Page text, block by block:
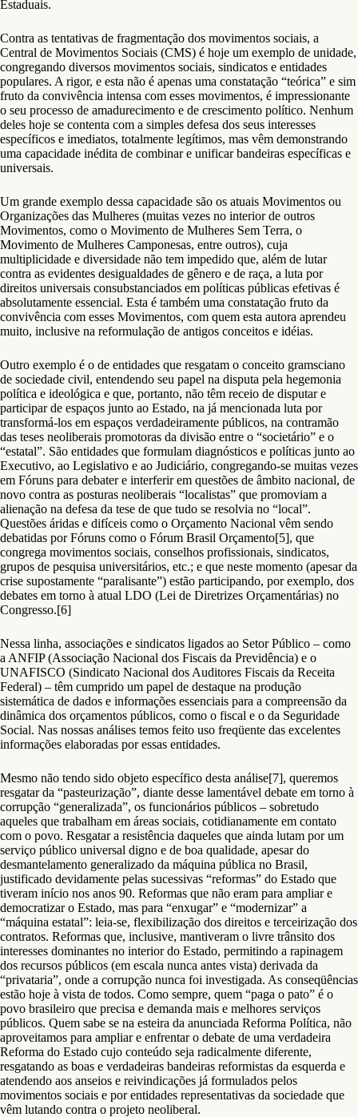
Estaduais.
Contra as tentativas de fragmentação dos movimentos sociais, a
Central de Movimentos Sociais (CMS) é hoje um exemplo de unidade,
congregando diversos movimentos sociais, sindicatos e entidades
populares. A rigor, e esta não é apenas uma constatação “teórica” e sim
fruto da convivência intensa com esses movimentos, é impressionante
o seu processo de amadurecimento e de crescimento político. Nenhum
deles hoje se contenta com a simples defesa dos seus interesses
específicos e imediatos, totalmente legítimos, mas vêm demonstrando
uma capacidade inédita de combinar e unificar bandeiras específicas e
universais.
Um grande exemplo dessa capacidade são os atuais Movimentos ou
Organizações das Mulheres (muitas vezes no interior de outros
Movimentos, como o Movimento de Mulheres Sem Terra, o
Movimento de Mulheres Camponesas, entre outros), cuja
multiplicidade e diversidade não tem impedido que, além de lutar
contra as evidentes desigualdades de gênero e de raça, a luta por
direitos universais consubstanciados em políticas públicas efetivas é
absolutamente essencial. Esta é também uma constatação fruto da
convivência com esses Movimentos, com quem esta autora aprendeu
muito, inclusive na reformulação de antigos conceitos e idéias.
Outro exemplo é o de entidades que resgatam o conceito gramsciano
de sociedade civil, entendendo seu papel na disputa pela hegemonia
política e ideológica e que, portanto, não têm receio de disputar e
participar de espaços junto ao Estado, na já mencionada luta por
transformá-los em espaços verdadeiramente públicos, na contramão
das teses neoliberais promotoras da divisão entre o “societário” e o
“estatal”. São entidades que formulam diagnósticos e políticas junto ao
Executivo, ao Legislativo e ao Judiciário, congregando-se muitas vezes
em Fóruns para debater e interferir em questões de âmbito nacional, de
novo contra as posturas neoliberais “localistas” que promoviam a
alienação na defesa da tese de que tudo se resolvia no “local”.
Questões áridas e difíceis como o Orçamento Nacional vêm sendo
debatidas por Fóruns como o Fórum Brasil Orçamento[5], que
congrega movimentos sociais, conselhos profissionais, sindicatos,
grupos de pesquisa universitários, etc.; e que neste momento (apesar da
crise supostamente “paralisante”) estão participando, por exemplo, dos
debates em torno à atual LDO (Lei de Diretrizes Orçamentárias) no
Congresso.[6]
Nessa linha, associações e sindicatos ligados ao Setor Público – como
a ANFIP (Associação Nacional dos Fiscais da Previdência) e o
UNAFISCO (Sindicato Nacional dos Auditores Fiscais da Receita
Federal) – têm cumprido um papel de destaque na produção
sistemática de dados e informações essenciais para a compreensão da
dinâmica dos orçamentos públicos, como o fiscal e o da Seguridade
Social. Nas nossas análises temos feito uso freqüente das excelentes
informações elaboradas por essas entidades.
Mesmo não tendo sido objeto específico desta análise[7], queremos
resgatar da “pasteurização”, diante desse lamentável debate em torno à
corrupção “generalizada”, os funcionários públicos – sobretudo
aqueles que trabalham em áreas sociais, cotidianamente em contato
com o povo. Resgatar a resistência daqueles que ainda lutam por um
serviço público universal digno e de boa qualidade, apesar do
desmantelamento generalizado da máquina pública no Brasil,
justificado devidamente pelas sucessivas “reformas” do Estado que
tiveram início nos anos 90. Reformas que não eram para ampliar e
democratizar o Estado, mas para “enxugar” e “modernizar” a
“máquina estatal”: leia-se, flexibilização dos direitos e terceirização dos
contratos. Reformas que, inclusive, mantiveram o livre trânsito dos
interesses dominantes no interior do Estado, permitindo a rapinagem
dos recursos públicos (em escala nunca antes vista) derivada da
“privataria”, onde a corrupção nunca foi investigada. As conseqüências
estão hoje à vista de todos. Como sempre, quem “paga o pato” é o
povo brasileiro que precisa e demanda mais e melhores serviços
públicos. Quem sabe se na esteira da anunciada Reforma Política, não
aproveitamos para ampliar e enfrentar o debate de uma verdadeira
Reforma do Estado cujo conteúdo seja radicalmente diferente,
resgatando as boas e verdadeiras bandeiras reformistas da esquerda e
atendendo aos anseios e reivindicações já formulados pelos
movimentos sociais e por entidades representativas da sociedade que
vêm lutando contra o projeto neoliberal.